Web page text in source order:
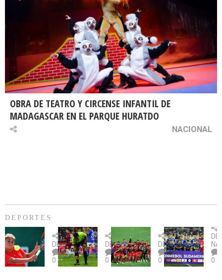
OBRA DE TEATRO Y CIRCENSE INFANTIL DE
MADAGASCAR EN EL PARQUE HURATDO
NACIONAL
DEPORTES
Billie
Jean
King
Cup:
DEPORTES
0
U.
Católica
fue
citada
DEPORTES
0
Copa
Sudamericana:
U.
La
DEPORTES
0
un
0